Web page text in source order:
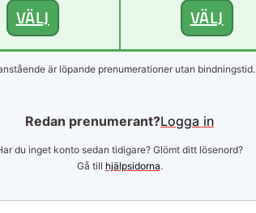
VÄLJ VÄLJ
är löpande prenumerationer utan bindningstid.
Redan prenumerant?Logga in
du inget konto sedan tidigare? Glömt ditt lösenord?
Gå till hjälpsidorna.